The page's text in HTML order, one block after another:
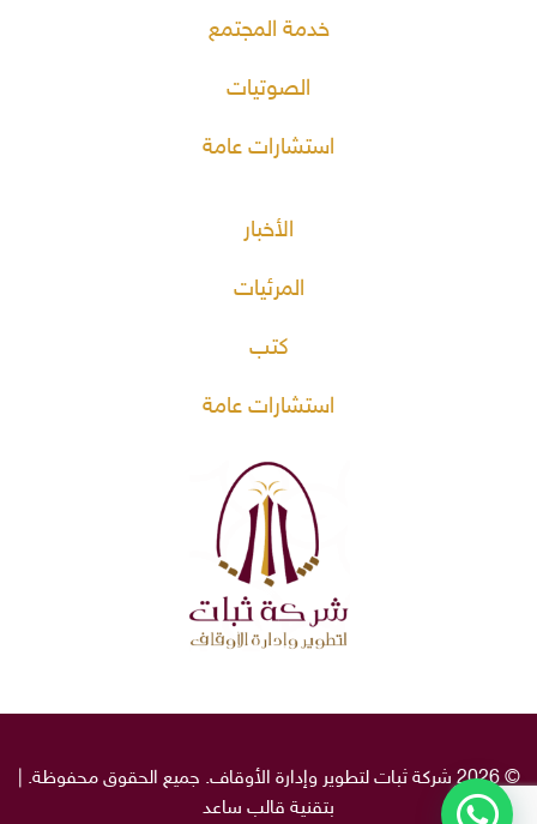
خدمة المجتمع
الصوتيات
استشارات عامة
الأخبار
المرئيات
كتب
استشارات عامة
© 2026 شركة ثبات لتطوير وإدارة الأوقاف. جميع الحقوق محفوظة. |
بتقنية قالب ساعد